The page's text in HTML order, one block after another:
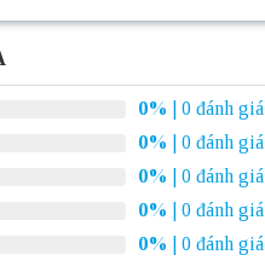
0%
| 0 đánh giá
0%
| 0 đánh giá
0%
| 0 đánh giá
0%
| 0 đánh giá
0% | 0 đánh giá